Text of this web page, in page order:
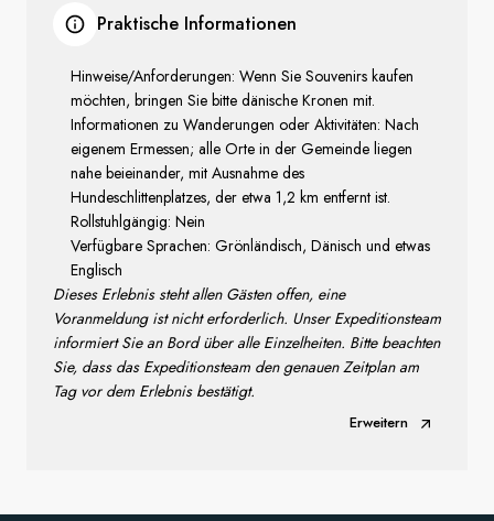
Praktische Informationen
Hinweise/Anforderungen: Wenn Sie Souvenirs kaufen
möchten, bringen Sie bitte dänische Kronen mit.
Informationen zu Wanderungen oder Aktivitäten: Nach
eigenem Ermessen; alle Orte in der Gemeinde liegen
nahe beieinander, mit Ausnahme des
Hundeschlittenplatzes, der etwa 1,2 km entfernt ist.
Rollstuhlgängig: Nein
Verfügbare Sprachen: Grönländisch, Dänisch und etwas
Englisch
Dieses Erlebnis steht allen Gästen offen, eine
Voranmeldung ist nicht erforderlich. Unser Expeditionsteam
informiert Sie an Bord über alle Einzelheiten. Bitte beachten
Sie, dass das Expeditionsteam den genauen Zeitplan am
Tag vor dem Erlebnis bestätigt.
Erweitern